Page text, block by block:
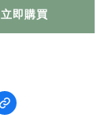
立即購買